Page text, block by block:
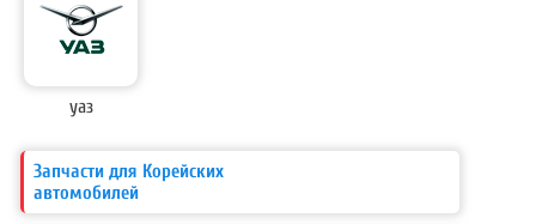
уаз
Запчасти для Корейских
автомобилей